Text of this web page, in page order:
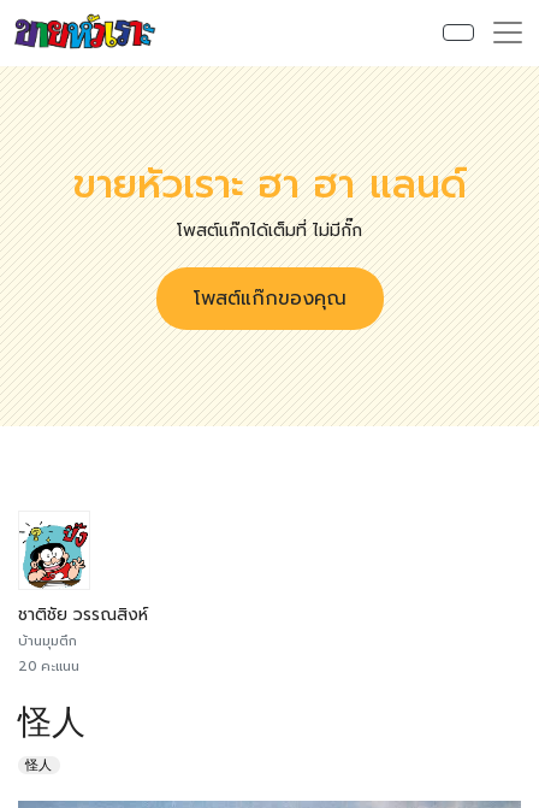
ขายหัวเราะ ฮา ฮา แลนด์
โพสต์แก๊กได้เต็มที่ ไม่มีกั๊ก
โพสต์แก๊กของคุณ
ชาติชัย วรรณสิงห์
บ้านมุมตึก
20 คะแนน
怪人
怪人